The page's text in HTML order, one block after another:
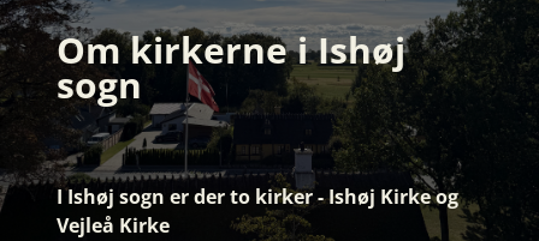
Om kirkerne i Ishøj
sogn
I Ishøj sogn er der to kirker - Ishøj Kirke og
Vejleå Kirke